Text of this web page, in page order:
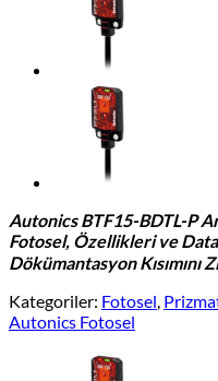
Autonics BTF15-BDTL-P
Fotosel, Özellikleri ve
Dökümantasyon Kısımını
Kategoriler: Fotosel,
Autonics Fotosel